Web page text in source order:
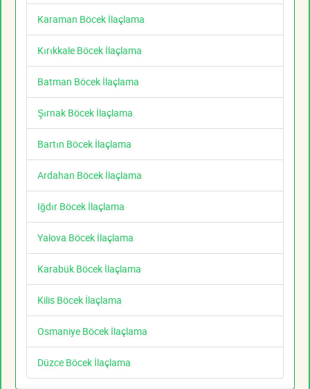
Karaman Böcek İlaçlama
Kırıkkale Böcek İlaçlama
Batman Böcek İlaçlama
Şırnak Böcek İlaçlama
Bartın Böcek İlaçlama
Ardahan Böcek İlaçlama
Iğdır Böcek İlaçlama
Yalova Böcek İlaçlama
Karabük Böcek İlaçlama
Kilis Böcek İlaçlama
Osmaniye Böcek İlaçlama
Düzce Böcek İlaçlama